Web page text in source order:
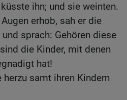
ihn; und sie weinten.
erhob, sah er die
sprach: Gehören diese
die Kinder, mit denen
hat!
samt ihren Kindern